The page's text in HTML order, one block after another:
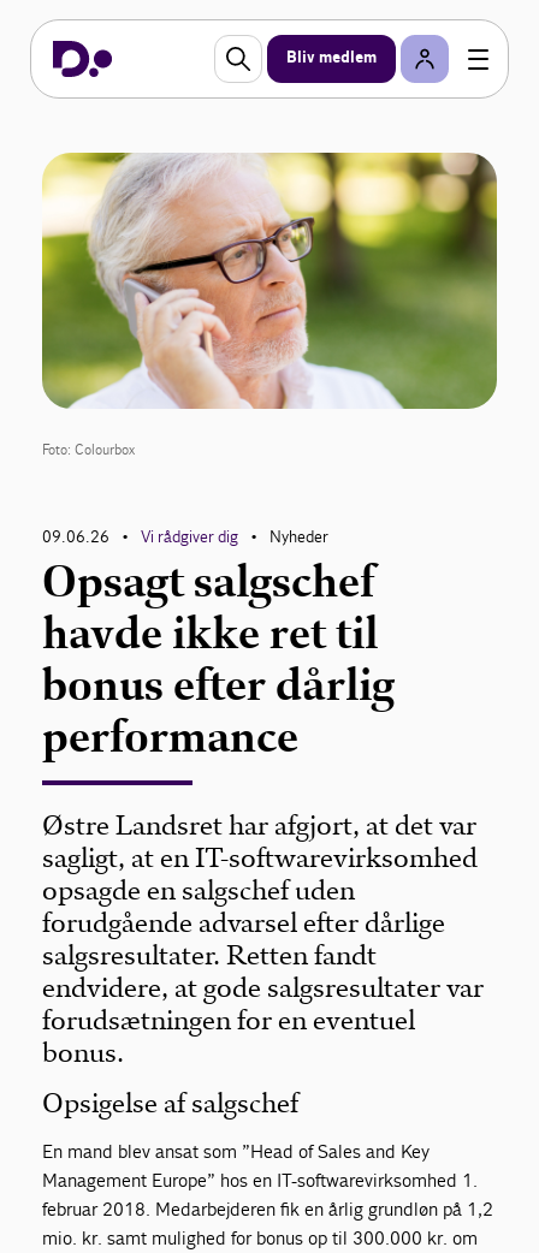
Bliv medlem
Foto: Colourbox
09.06.26 • Vi rådgiver dig • Nyheder
Opsagt salgschef
havde ikke ret til
bonus efter dårlig
performance
Østre Landsret har afgjort, at det var
sagligt, at en IT-softwarevirksomhed
opsagde en salgschef uden
forudgående advarsel efter dårlige
salgsresultater. Retten fandt
endvidere, at gode salgsresultater var
forudsætningen for en eventuel
bonus.
Opsigelse af salgschef
En mand blev ansat som ”Head of Sales and Key
Management Europe” hos en IT-softwarevirksomhed 1.
februar 2018. Medarbejderen fik en årlig grundløn på 1,2
mio. kr. samt mulighed for bonus op til 300.000 kr. om